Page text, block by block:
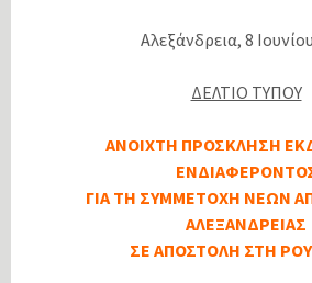
Αλεξάνδρεια, 8
ΔΕΛΤΙΟ ΤΥΠΟΥ
ΑΝΟΙΧΤΗ ΠΡΟΣΚΛΗΣΗ
ΓΙΑ ΤΗ ΣΥΜΜΕΤΟΧΗ ΝΕΩΝ
ΑΛΕΞΑΝΔΡΕΙΑΣ
ΣΕ ΑΠΟΣΤΟΛΗ ΣΤΗ